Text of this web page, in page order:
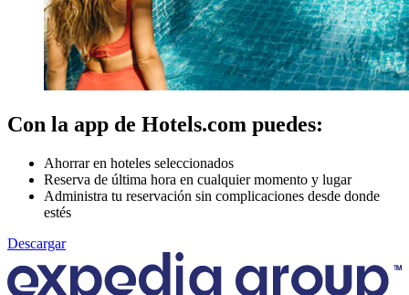
Con la app de Hotels.com puedes:
Ahorrar en hoteles seleccionados
Reserva de última hora en cualquier momento y lugar
Administra tu reservación sin complicaciones desde donde
estés
Descargar